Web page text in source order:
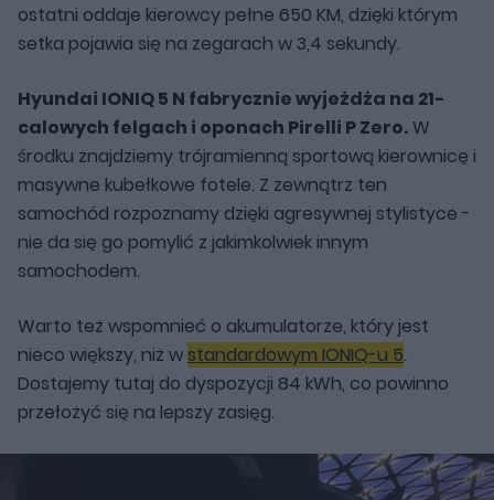
ostatni oddaje kierowcy pełne 650 KM, dzięki którym
setka pojawia się na zegarach w 3,4 sekundy.
Hyundai IONIQ 5 N fabrycznie wyjeżdża na 21-
calowych felgach i oponach Pirelli P Zero. W
środku znajdziemy trójramienną sportową kierownicę i
masywne kubełkowe fotele. Z zewnątrz ten
samochód rozpoznamy dzięki agresywnej stylistyce -
nie da się go pomylić z jakimkolwiek innym
samochodem.
Warto też wspomnieć o akumulatorze, który jest
nieco większy, niż w standardowym IONIQ-u 5.
Dostajemy tutaj do dyspozycji 84 kWh, co powinno
przełożyć się na lepszy zasięg.